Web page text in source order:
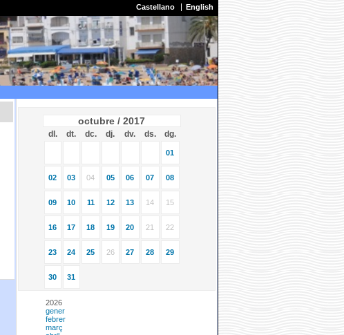
Castellano English
octubre / 2017
dl. dt. dc. dj. dv. ds. dg.
01
02 03 04 05 06 07 08
09 10 11 12 13 14 15
16 17 18 19 20 21 22
23 24 25 26 27 28 29
30 31
2026
gener
febrer
març